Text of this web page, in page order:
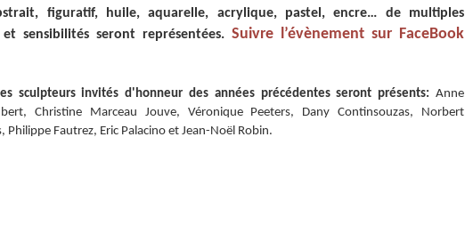
figuratif, huile, aquarelle, acrylique, pastel, encre… de multiples
sensibilités seront représentées. Suivre l’évènement sur FaceBook
sculpteurs invités d'honneur des années précédentes seront présents: Anne
Christine Marceau Jouve, Véronique Peeters, Dany Continsouzas, Norbert
Philippe Fautrez, Eric Palacino et Jean-Noël Robin.